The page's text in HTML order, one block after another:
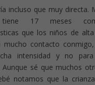
incluso que muy directa.
17 meses
que los niños de
mucho contacto
intensidad y no
Aunque sé que muchos
notamos que la